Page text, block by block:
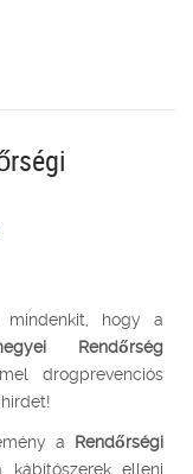
mindenkit, hogy a
Rendőrség
drogprevenciós
a Rendőrségi
kábítószerek elleni